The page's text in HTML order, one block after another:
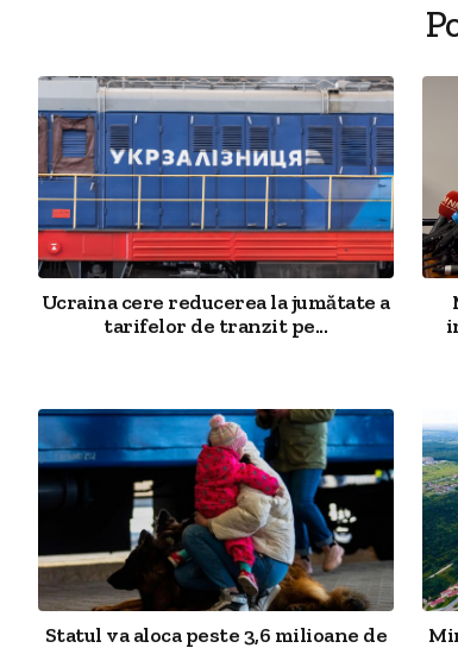
Ucraina cere reducerea la jumătate a
tarifelor de tranzit pe...
Statul va aloca peste 3,6 milioane de